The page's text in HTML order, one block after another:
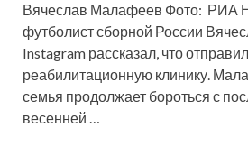
Вячеслав Малафеев Фото: РИА
футболист сборной России
Instagram рассказал, что
реабилитационную клинику.
семья продолжает бороться с
весенней …